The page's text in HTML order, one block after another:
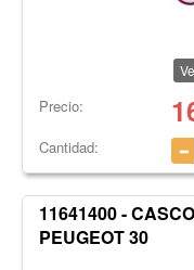
Precio:
Cantidad:
11641400 -
PEUGEOT 30